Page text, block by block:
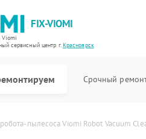
FIX-VIOMI
Viomi
cервисный центр г.Красноярск
Срочный
пылесоса Viomi Robot Vacuum